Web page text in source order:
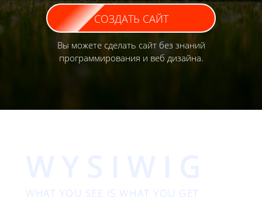
СОЗДАТЬ САЙТ
Вы можете сделать сайт без знаний
программирования и веб дизайна.
WHAT YOU SEE IS WHAT YOU GET